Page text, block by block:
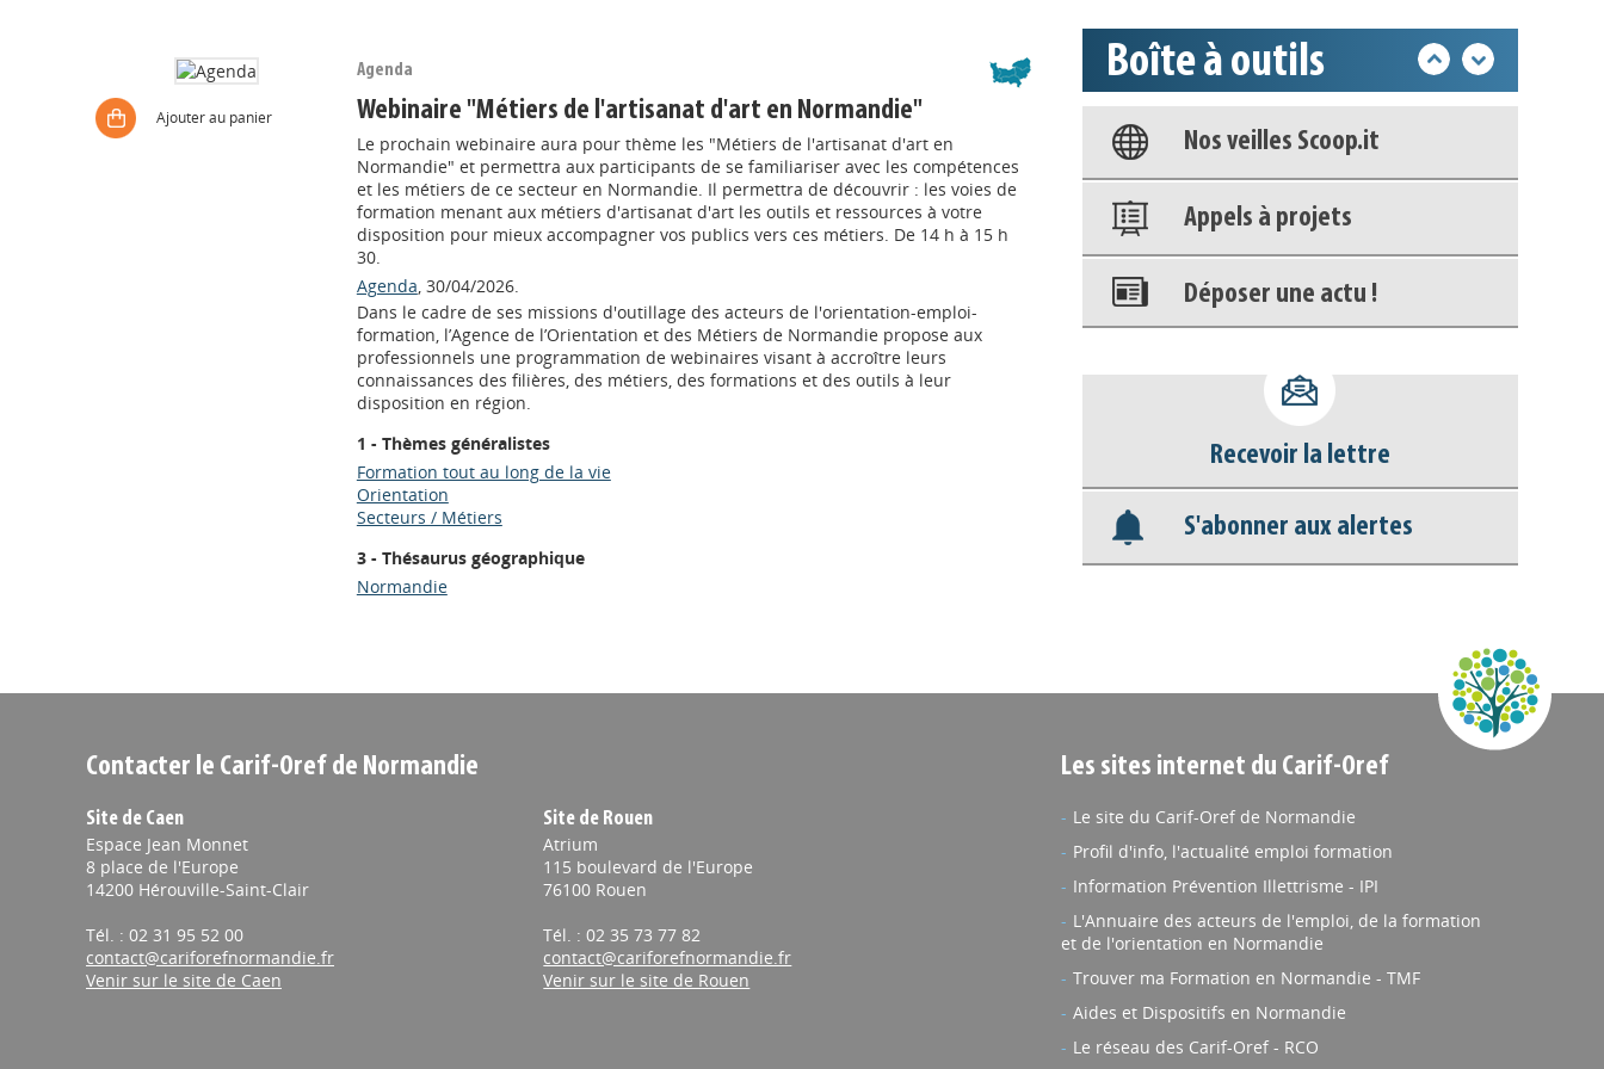
Ajouter au panier
Agenda
Webinaire "Métiers de l'artisanat d'art en Normandie"
Le prochain webinaire aura pour thème les "Métiers de l'artisanat d'art en
Normandie" et permettra aux participants de se familiariser avec les compétences
et les métiers de ce secteur en Normandie. Il permettra de découvrir : les voies de
formation menant aux métiers d'artisanat d'art les outils et ressources à votre
disposition pour mieux accompagner vos publics vers ces métiers. De 14 h à 15 h
30.
Agenda, 30/04/2026.
Dans le cadre de ses missions d'outillage des acteurs de l'orientation-emploi-
formation, l’Agence de l’Orientation et des Métiers de Normandie propose aux
professionnels une programmation de webinaires visant à accroître leurs
connaissances des filières, des métiers, des formations et des outils à leur
disposition en région.
1 - Thèmes généralistes
Formation tout au long de la vie
Orientation
Secteurs / Métiers
3 - Thésaurus géographique
Normandie
Boîte à outils
Base documentaire
Nos veilles Scoop.it
Appels à projets
Déposer une actu !
déconnecter)
Base documentaire
Nos veilles Scoop.it
Recevoir la lettre
S'abonner aux alertes
Contacter le Carif-Oref de Normandie
Site de Caen
Espace Jean Monnet
8 place de l'Europe
14200 Hérouville-Saint-Clair
Tél. : 02 31 95 52 00
contact@cariforefnormandie.fr
Venir sur le site de Caen
Site de Rouen
Atrium
115 boulevard de l'Europe
76100 Rouen
Tél. : 02 35 73 77 82
contact@cariforefnormandie.fr
Venir sur le site de Rouen
Les sites internet du Carif-Oref
Le site du Carif-Oref de Normandie
Profil d'info, l'actualité emploi formation
Information Prévention Illettrisme - IPI
L'Annuaire des acteurs de l'emploi, de la formation
et de l'orientation en Normandie
Trouver ma Formation en Normandie - TMF
Aides et Dispositifs en Normandie
Le réseau des Carif-Oref - RCO